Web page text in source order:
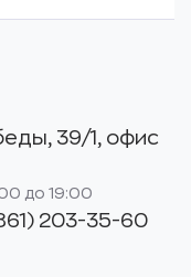
39/1, офис
до 19:00
203-35-60